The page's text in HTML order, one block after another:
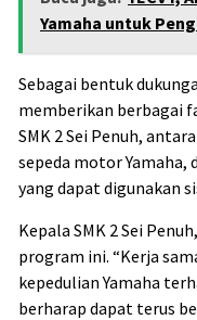
Yamaha untuk
Sebagai bentuk
memberikan berbagai
SMK 2 Sei Penuh,
sepeda motor
yang dapat digunakan
Kepala SMK 2 Sei
program ini. “Kerja
kepedulian Yamaha
berharap dapat terus